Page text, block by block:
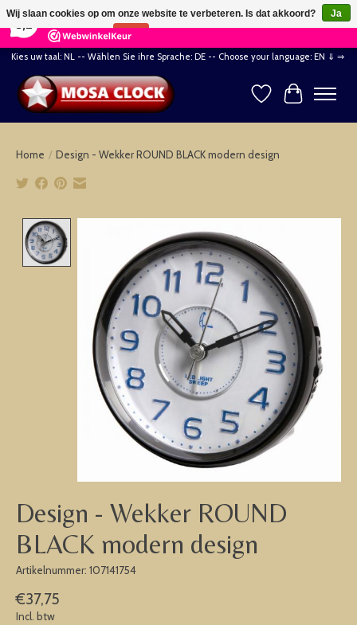
164 Reviews ×
Kies uw taal: NL -- Wählen Sie ihre Sprache: DE -- Choose your language: EN ⇓ ⇒
Verlanglijst
Home / Design - Wekker ROUND BLACK modern design
Design - Wekker ROUND
BLACK modern design
Artikelnummer: 107141754
€37,75
Incl. btw
Wij slaan cookies op om onze website te verbeteren. Is dat akkoord?
Ja
Nee